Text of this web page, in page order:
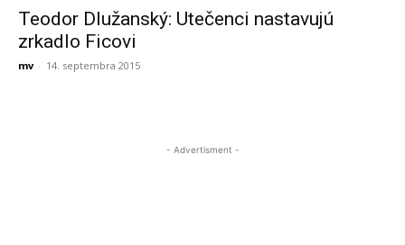
Teodor Dlužanský: Utečenci nastavujú
zrkadlo Ficovi
mv - 14. septembra 2015
- Advertisment -